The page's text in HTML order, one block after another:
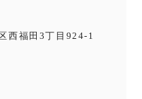
西福田3丁目924-1